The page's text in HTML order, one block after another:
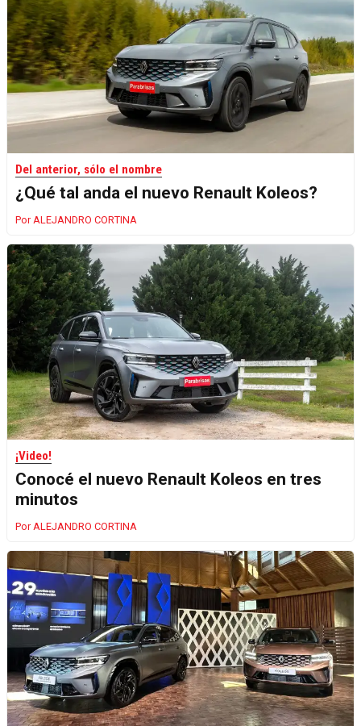
Del anterior, sólo el nombre
¿Qué tal anda el nuevo Renault Koleos?
ALEJANDRO CORTINA
¡Video!
Conocé el nuevo Renault Koleos en tres
minutos
ALEJANDRO CORTINA